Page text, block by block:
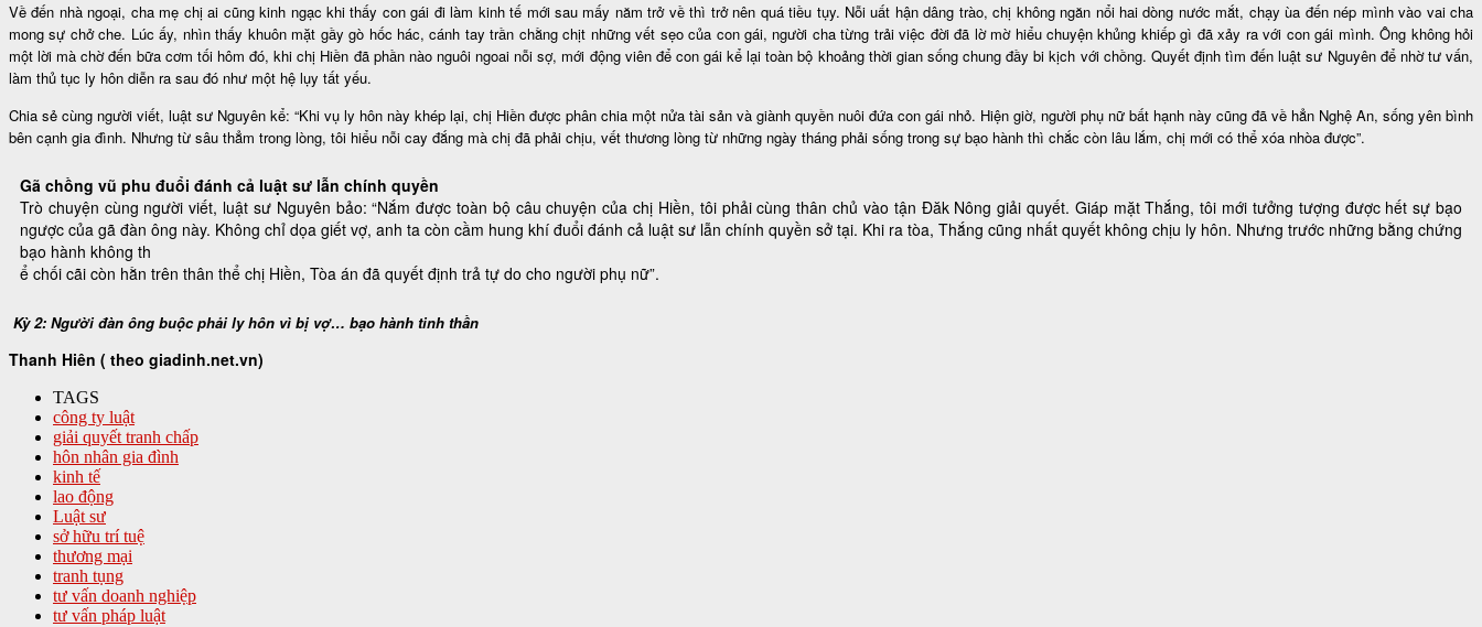
Về đến nhà ngoại, cha mẹ chị ai cũng kinh ngạc khi thấy con gái đi làm kinh tế mới sau mấy năm trở về thì trở nên quá tiều tụy. Nỗi uất hận dâng trào, chị không ngăn nổi hai dòng nước mắt, chạy ùa đến nép mình vào vai cha
mong sự chở che. Lúc ấy, nhìn thấy khuôn mặt gầy gò hốc hác, cánh tay trần chằng chịt những vết sẹo của con gái, người cha từng trải việc đời đã lờ mờ hiểu chuyện khủng khiếp gì đã xảy ra với con gái mình. Ông không hỏi
một lời mà chờ đến bữa cơm tối hôm đó, khi chị Hiền đã phần nào nguôi ngoai nỗi sợ, mới động viên để con gái kể lại toàn bộ khoảng thời gian sống chung đầy bi kịch với chồng. Quyết định tìm đến luật sư Nguyên để nhờ tư vấn,
làm thủ tục ly hôn diễn ra sau đó như một hệ lụy tất yếu.
Chia sẻ cùng người viết, luật sư Nguyên kể: “Khi vụ ly hôn này khép lại, chị Hiền được phân chia một nửa tài sản và giành quyền nuôi đứa con gái nhỏ. Hiện giờ, người phụ nữ bất hạnh này cũng đã về hẳn Nghệ An, sống yên bình
bên cạnh gia đình. Nhưng từ sâu thẳm trong lòng, tôi hiểu nỗi cay đắng mà chị đã phải chịu, vết thương lòng từ những ngày tháng phải sống trong sự bạo hành thì chắc còn lâu lắm, chị mới có thể xóa nhòa được”.
Gã chồng vũ phu đuổi đánh cả luật sư lẫn chính quyền
Trò chuyện cùng người viết, luật sư Nguyên bảo: “Nắm được toàn bộ câu chuyện của chị Hiền, tôi phải cùng thân chủ vào tận Đăk Nông giải quyết. Giáp mặt Thắng, tôi mới tưởng tượng được hết sự bạo
ngược của gã đàn ông này. Không chỉ dọa giết vợ, anh ta còn cầm hung khí đuổi đánh cả luật sư lẫn chính quyền sở tại. Khi ra tòa, Thắng cũng nhất quyết không chịu ly hôn. Nhưng trước những bằng chứng
bạo hành không th
ể chối cãi còn hằn trên thân thể chị Hiền, Tòa án đã quyết định trả tự do cho người phụ nữ”.
Kỳ 2: Người đàn ông buộc phải ly hôn vì bị vợ… bạo hành tinh thần
Thanh Hiên ( theo giadinh.net.vn)
TAGS
công ty luật
giải quyết tranh chấp
hôn nhân gia đình
kinh tế
lao động
Luật sư
sở hữu trí tuệ
thương mại
tranh tụng
tư vấn doanh nghiệp
tư vấn pháp luật